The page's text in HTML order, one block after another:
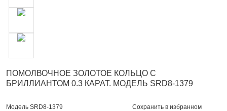
ПОМОЛВОЧНОЕ ЗОЛОТОЕ КОЛЬЦО С
БРИЛЛИАНТОМ 0.3 КАРАТ. МОДЕЛЬ SRD8-1379
Модель SRD8-1379 Сохранить в избранном